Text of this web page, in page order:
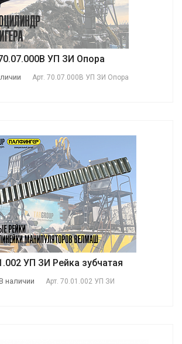
УП ЗИ Опора
Арт. 70.07.000В УП ЗИ Опора
УП ЗИ Рейка зубчатая
наличии Арт. 70.01.002 УП ЗИ